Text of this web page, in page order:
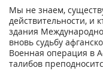
Мы не знаем,
действительности, и
здания
вновь судьбу
Военная операция в
талибов